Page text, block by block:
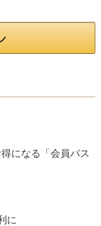
になる「会員パス
に